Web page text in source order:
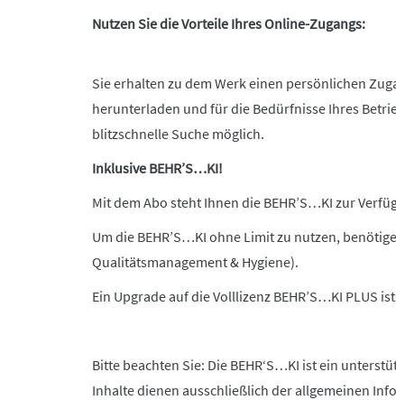
Nutzen Sie die Vorteile Ihres Online-Zugangs:
Sie erhalten zu dem Werk einen persönlichen
herunterladen und für die Bedürfnisse Ihres
blitzschnelle Suche möglich.
Inklusive BEHR’S…KI!
Mit dem Abo steht Ihnen die BEHR’S…KI zur
Um die BEHR’S…KI ohne Limit zu nutzen,
Qualitätsmanagement & Hygiene).
Ein Upgrade auf die Volllizenz BEHR’S…KI PLUS
Bitte beachten Sie: Die BEHR‘S…KI ist ein
Inhalte dienen ausschließlich der allgemeinen